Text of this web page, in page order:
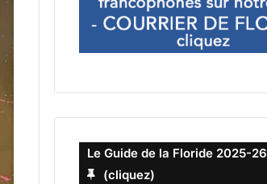
Le Guide de la Floride 2025-26
(cliquez)